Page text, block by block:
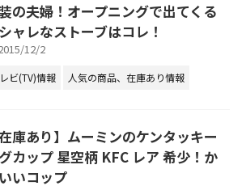
の夫婦！オープニングで出てくる
ャレなストーブはコレ！
12/2
ビ(TV)情報 人気の商品、在庫あり情報
在庫あり】ムーミンのケンタッキー
カップ 星空柄 KFC レア 希少！か
いコップ